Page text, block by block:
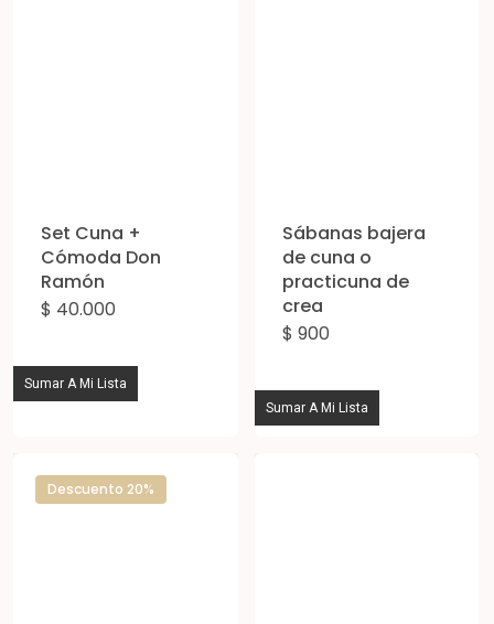
Set Cuna +
Cómoda Don
Ramón
$ 40.000
Sumar A Mi Lista
Sábanas bajera
de cuna o
practicuna de
crea
$ 900
Sumar A Mi Lista
Descuento 20%